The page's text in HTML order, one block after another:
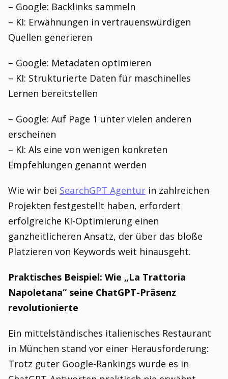
– Google: Backlinks sammeln
– KI: Erwähnungen in vertrauenswürdigen
Quellen generieren
– Google: Metadaten optimieren
– KI: Strukturierte Daten für maschinelles
Lernen bereitstellen
– Google: Auf Page 1 unter vielen anderen
erscheinen
– KI: Als eine von wenigen konkreten
Empfehlungen genannt werden
Wie wir bei SearchGPT Agentur in zahlreichen
Projekten festgestellt haben, erfordert
erfolgreiche KI-Optimierung einen
ganzheitlicheren Ansatz, der über das bloße
Platzieren von Keywords weit hinausgeht.
Praktisches Beispiel: Wie „La Trattoria
Napoletana“ seine ChatGPT-Präsenz
revolutionierte
Ein mittelständisches italienisches Restaurant
in München stand vor einer Herausforderung:
Trotz guter Google-Rankings wurde es in